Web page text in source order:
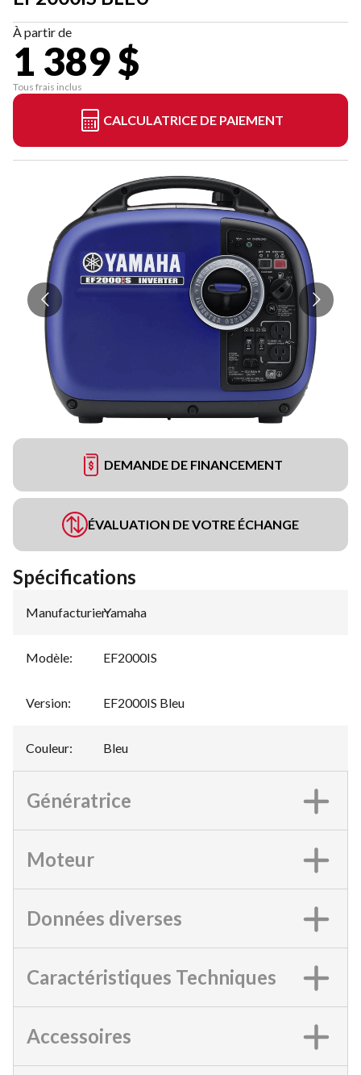
À partir de
1 389 $
Tous frais inclus
CALCULATRICE DE PAIEMENT
DEMANDE DE FINANCEMENT
ÉVALUATION DE VOTRE ÉCHANGE
Spécifications
Manufacturier:
Yamaha
Modèle: EF2000IS
Version: EF2000IS Bleu
Couleur: Bleu
Génératrice
Moteur
Données diverses
Caractéristiques Techniques
Accessoires